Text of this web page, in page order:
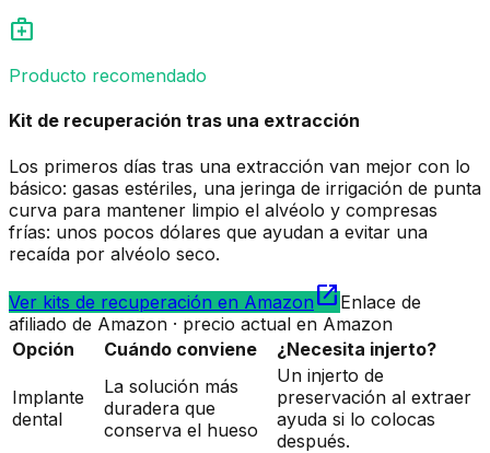
medical_services
Producto recomendado
Kit de recuperación tras una extracción
Los primeros días tras una extracción van mejor con lo
básico: gasas estériles, una jeringa de irrigación de punta
curva para mantener limpio el alvéolo y compresas
frías: unos pocos dólares que ayudan a evitar una
recaída por alvéolo seco.
Ver kits de recuperación en Amazonopen_in_newEnlace de
afiliado de Amazon · precio actual en Amazon
Opción
Cuándo conviene ¿Necesita injerto?
Implante
dental
La solución más
duradera que
conserva el hueso
Un injerto de
preservación al extraer
ayuda si lo colocas
después.